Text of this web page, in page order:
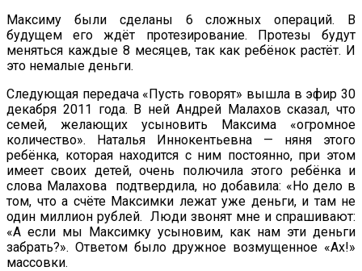
Максиму были сделаны 6 сложных операций. В
будущем его ждёт протезирование. Протезы будут
меняться каждые 8 месяцев, так как ребёнок растёт. И
это немалые деньги.
Следующая передача «Пусть говорят» вышла в эфир 30
декабря 2011 года. В ней Андрей Малахов сказал, что
семей, желающих усыновить Максима «огромное
количество». Наталья Иннокентьевна — няня этого
ребёнка, которая находится с ним постоянно, при этом
имеет своих детей, очень полючила этого ребёнка и
слова Малахова подтвердила, но добавила: «Но дело в
том, что а счёте Максимки лежат уже деньги, и там не
один миллион рублей. Люди звонят мне и спрашивают:
«А если мы Максимку усыновим, как нам эти деньги
забрать?». Ответом было дружное возмущенное «Ах!»
массовки.